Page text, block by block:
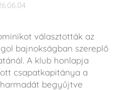
választották az
bajnokságban szereplő
A klub honlapja
csapatkapitánya a
begyűjtve